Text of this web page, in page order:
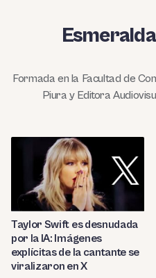
Formada en la Facultad de
Piura y Editora
Taylor Swift es desnudada
por la IA: Imágenes
explícitas de la cantante se
viralizaron en X